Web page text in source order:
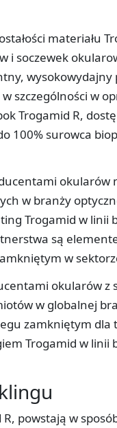
materiału
i soczewek
szczególności w
Trogamid R,
100% surowca
w branży
Trogamid w linii
są
w
okularów
w globalnej
zamkniętym dla
Trogamid w linii
powstają w